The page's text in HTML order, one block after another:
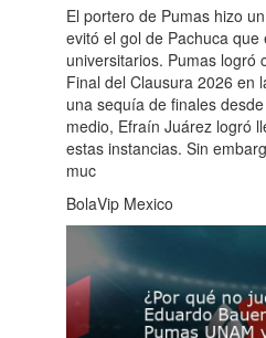
El portero de Pumas hizo
evitó el gol de Pachuca que
universitarios. Pumas logró
Final del Clausura 2026 en
una sequía de finales
medio, Efraín Juárez logró
estas instancias. Sin
muc
BolaVip Mexico